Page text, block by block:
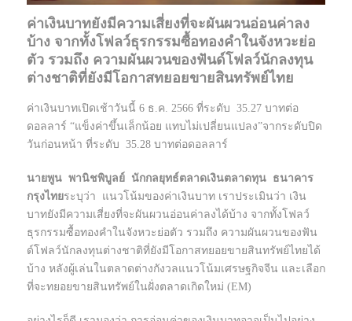
ค่าเงินบาทยังมีความเสี่ยงที่จะผันผวนอ่อนค่าลง
บ้าง จากทั้งโฟลว์ธุรกรรมซื้อทองคำในจังหวะย่อ
ตัว รวมถึง ความผันผวนของฟันด์โฟลว์นักลงทุน
ต่างชาติที่ยังมีโอกาสทยอยขายสินทรัพย์ไทย
ค่าเงินบาทเปิดเช้าวันนี้ 6 ธ.ค. 2566 ที่ระดับ 35.27 บาทต่อ
ดอลลาร์ “แข็งค่าขึ้นเล็กน้อย แทบไม่เปลี่ยนแปลง”จากระดับปิด
วันก่อนหน้า ที่ระดับ 35.28 บาทต่อดอลลาร์
นายพูน พานิชพิบูลย์ นักกลยุทธ์ตลาดเงินตลาดทุน ธนาคาร
กรุงไทยระบุว่า แนวโน้มของค่าเงินบาท เราประเมินว่า เงิน
บาทยังมีความเสี่ยงที่จะผันผวนอ่อนค่าลงได้บ้าง จากทั้งโฟลว์
ธุรกรรมซื้อทองคำในจังหวะย่อตัว รวมถึง ความผันผวนของฟัน
ด์โฟลว์นักลงทุนต่างชาติที่ยังมีโอกาสทยอยขายสินทรัพย์ไทยได้
บ้าง หลังผู้เล่นในตลาดต่างกังวลแนวโน้มเศรษฐกิจจีน และเลือก
ที่จะทยอยขายสินทรัพย์ในฝั่งตลาดเกิดใหม่ (EM)